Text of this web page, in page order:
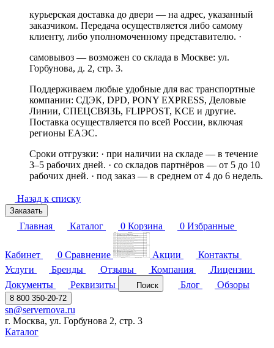
курьерская доставка до двери — на адрес, указанный
заказчиком. Передача осуществляется либо самому
клиенту, либо уполномоченному представителю. ·
самовывоз — возможен со склада в Москве: ул.
Горбунова, д. 2, стр. 3.
Поддерживаем любые удобные для вас транспортные
компании: СДЭК, DPD, PONY EXPRESS, Деловые
Линии, СПЕЦСВЯЗЬ, FLIPPOST, KCE и другие.
Поставка осуществляется по всей России, включая
регионы ЕАЭС.
Сроки отгрузки: · при наличии на складе — в течение
3–5 рабочих дней. · со складов партнёров — от 5 до 10
рабочих дней. · под заказ — в среднем от 4 до 6 недель.
Назад к списку
Заказать
Главная Каталог 0 Корзина 0 Избранные
Кабинет 0 Сравнение Акции
Контакты
Услуги
Бренды Отзывы Компания
Лицензии
Документы
Реквизиты Поиск Блог Обзоры
8 800 350-20-72
sn@servernova.ru
г. Москва, ул. Горбунова 2, стр. 3
Каталог